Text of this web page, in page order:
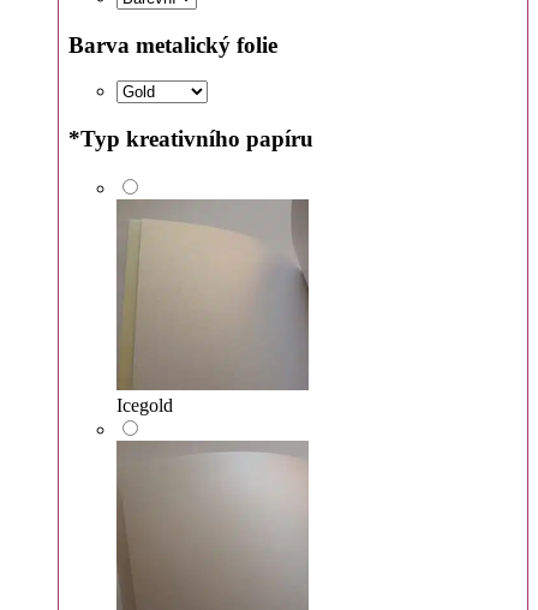
Barva metalický folie
*Typ kreativního papíru
Icegold